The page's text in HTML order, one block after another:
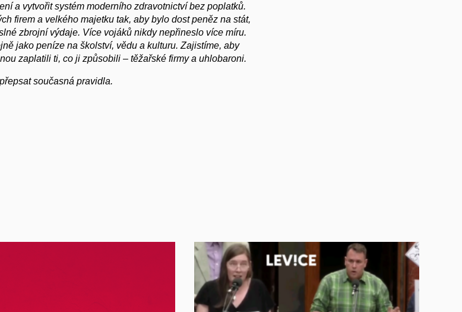
a vytvořit systém moderního zdravotnictví bez poplatků.
firem a velkého majetku tak, aby bylo dost peněz na stát,
zbrojní výdaje. Více vojáků nikdy nepřineslo více míru.
jako peníze na školství, vědu a kulturu. Zajistíme, aby
zaplatili ti, co ji způsobili – těžařské firmy a uhlobaroni.
současná pravidla.